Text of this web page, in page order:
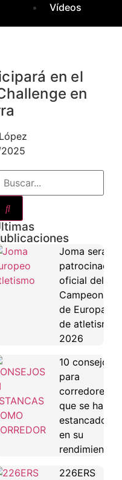
Vídeos
en el
en
Joma será
patrocinador
oficial del
Campeonato
de Europa
de atletismo
2026
10 consejos
para
corredores
que se han
estancado
en su
rendimiento
226ERS